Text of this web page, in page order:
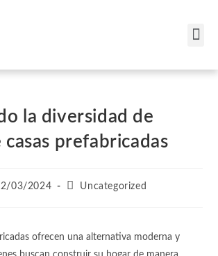
la diversidad de
casas prefabricadas
03/2024 Uncategorized
ofrecen una alternativa moderna y